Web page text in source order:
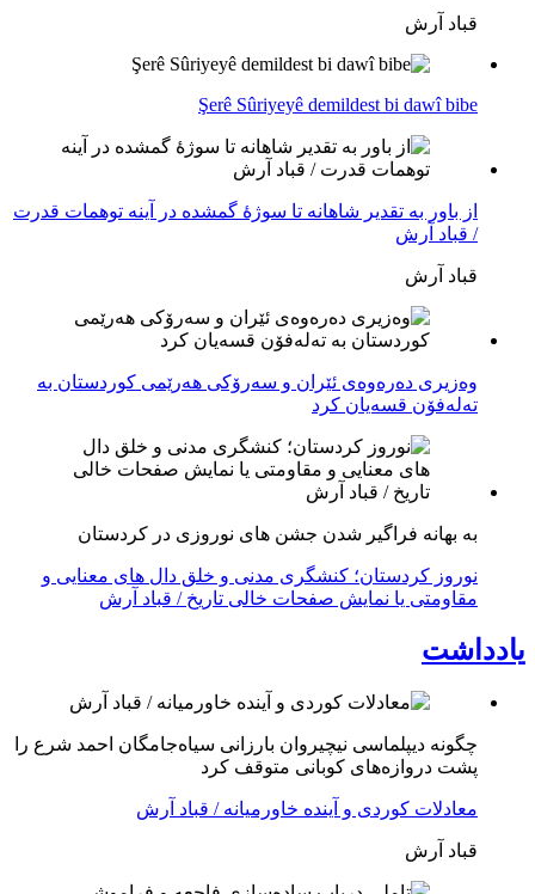
قباد آرش
Şerê Sûriyeyê demildest bi dawî bibe
از باور بە تقدیر شاهانه تا سوژهٔ گمشده در آینه توهمات قدرت
/ قباد آرش
قباد آرش
وەزیری دەرەوەی ئێران و سەرۆکی هەرێمی کوردستان بە
تەلەفۆن قسەیان کرد
به بهانه فراگیر شدن جشن های نوروزی در کردستان
نوروز کردستان؛ کنشگری مدنی و خلق دال های معنایی و
مقاومتی یا نمایش صفحات خالی تاریخ / قباد آرش
یادداشت
چگونه دیپلماسی نیچیروان بارزانی سیاەجامگان احمد شرع را
پشت دروازەهای کوبانی متوقف کرد
معادلات کوردی و آینده خاورمیانه / قباد آرش
قباد آرش